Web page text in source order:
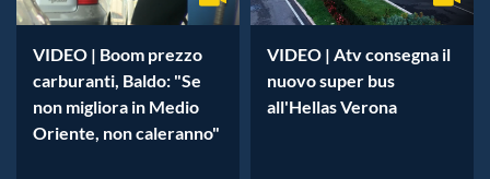
VIDEO | Boom prezzo
carburanti, Baldo: "Se
non migliora in Medio
Oriente, non caleranno"
VIDEO | Atv consegna il
nuovo super bus
all'Hellas Verona